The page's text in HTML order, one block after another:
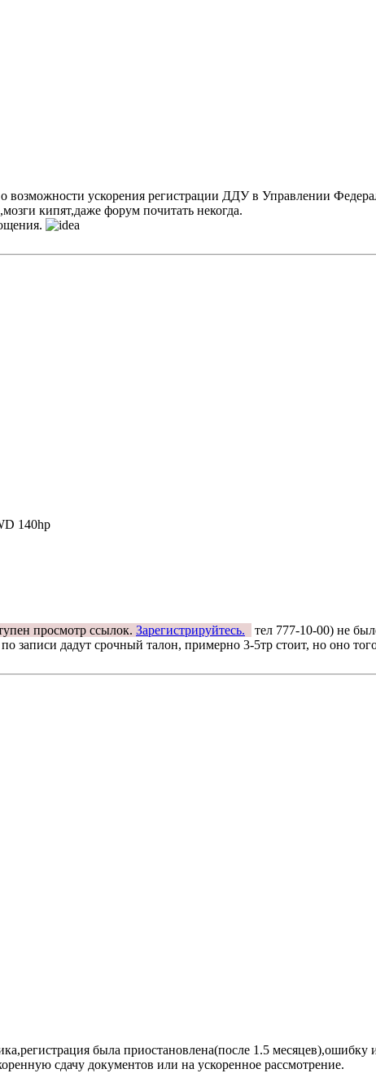
возможности ускорения регистрации ДДУ в Управлении
,мозги кипят,даже форум почитать некогда.
140hp
просмотр ссылок. Зарегистрируйтесь.
тел 777-10-00) не
записи дадут срочный талон, примерно 3-5тр стоит, но оно
была приостановлена(после 1.5 месяцев),ошибку
сдачу документов или на ускоренное рассмотрение.